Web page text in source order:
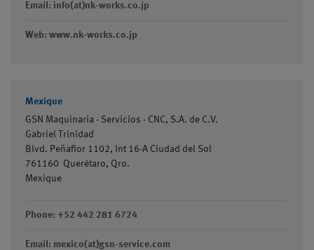
Email: info(at)nk-works.co.jp
Web: www.nk-works.co.jp
Mexique
GSN Maquinaria - Servicios - CNC, S.A. de C.V.
Gabriel Trinidad
Blvd. Peñaflor 1102, Int 16-A Ciudad del Sol
761160 Querétaro, Qro.
Mexique
Phone: +52 442 281 6724
Email: mexico(at)gsn-service.com